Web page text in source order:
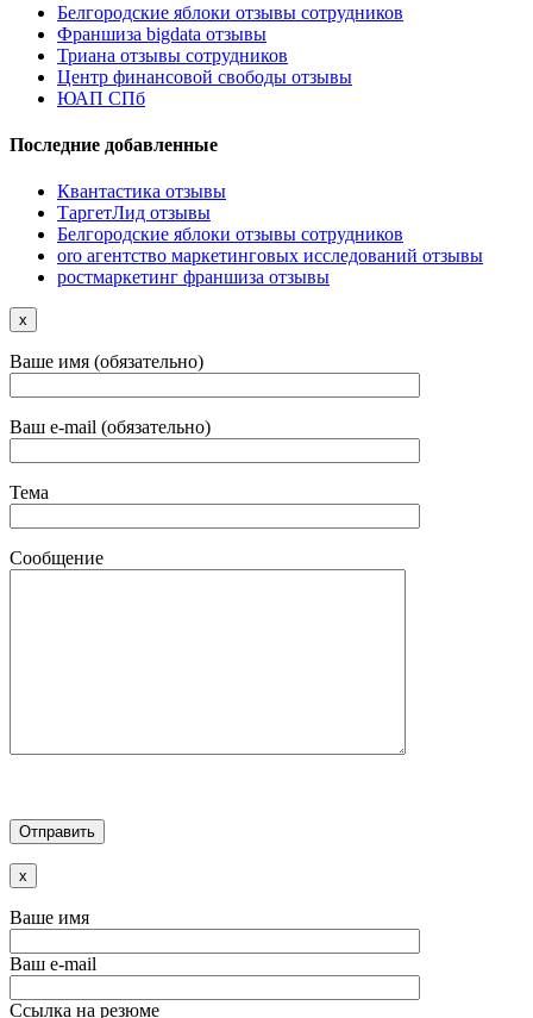
Белгородские яблоки отзывы сотрудников
Франшиза bigdata отзывы
Триана отзывы сотрудников
Центр финансовой свободы отзывы
ЮАП СПб
Последние добавленные
Квантастика отзывы
ТаргетЛид отзывы
Белгородские яблоки отзывы сотрудников
oro агентство маркетинговых исследований отзывы
ростмаркетинг франшиза отзывы
x
Ваше имя (обязательно)
Ваш e-mail (обязательно)
Тема
Сообщение
x
Ваше имя
Ваш e-mail
Ссылка на резюме